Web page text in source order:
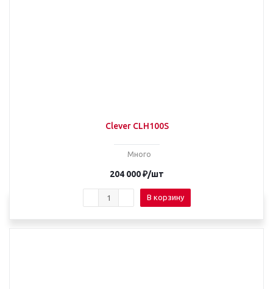
Clever CLH100S
Много
204 000₽/шт
В корзину